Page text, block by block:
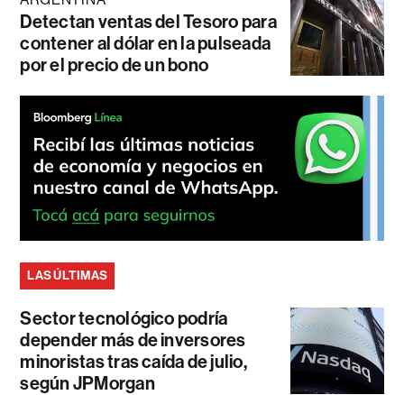
Detectan ventas del Tesoro para
contener al dólar en la pulseada
por el precio de un bono
LAS ÚLTIMAS
Sector tecnológico podría
depender más de inversores
minoristas tras caída de julio,
según JPMorgan